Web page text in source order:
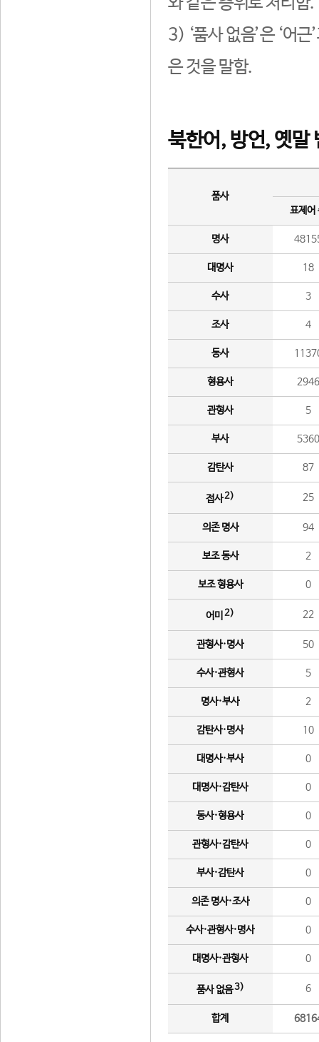
3) ‘품사 없음’은 ‘어
은 것을 말함.
북한어, 방언, 옛말
품사
표제어
명사
대명사 18
수사 3
조사 4
동사
형용사 2946
관형사 5
부사 5360
감탄사 87
접사2) 25
의존 명사 94
보조 동사 2
보조 형용사 0
어미 2) 22
관형사·명사 50
수사·관형사 5
명사·부사 2
감탄사·명사 10
대명사·부사 0
대명사·감탄사 0
동사·형용사 0
관형사·감탄사 0
부사·감탄사 0
의존 명사·조사 0
수사·관형사·명사 0
대명사·관형사 0
품사 없음3) 6
합계